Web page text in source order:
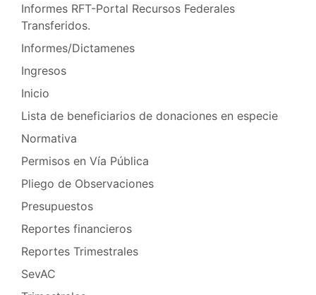
Informes RFT-Portal Recursos Federales
Transferidos.
Informes/Dictamenes
Ingresos
Inicio
Lista de beneficiarios de donaciones en especie
Normativa
Permisos en Vía Pública
Pliego de Observaciones
Presupuestos
Reportes financieros
Reportes Trimestrales
SevAC